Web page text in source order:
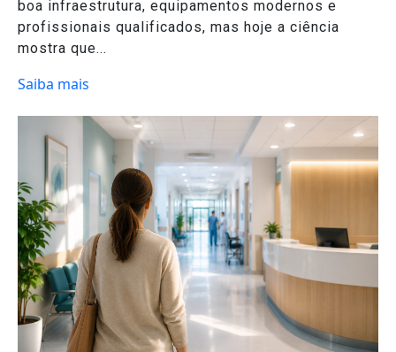
boa infraestrutura, equipamentos modernos e
profissionais qualificados, mas hoje a ciência
mostra que...
Saiba mais